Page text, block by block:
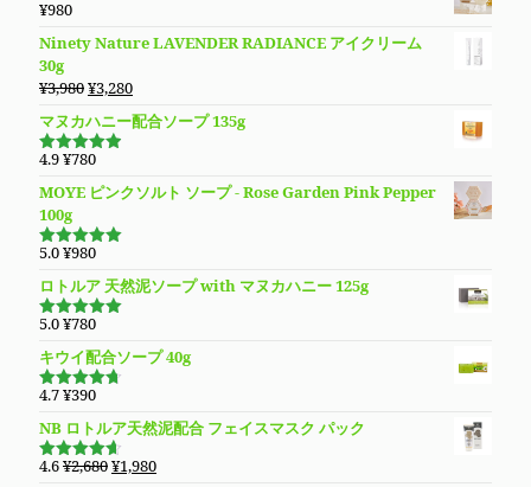
た。
す。
は
で
し
た。
格
で
す。
¥980
Ninety Nature LAVENDER RADIANCE アイクリーム
30g
¥3,980元
価
格
¥3,980
で
し
¥3,280現
在
の
は
マヌカハニー配合ソープ 135g
5段階で
価
4.9¥780
MOYE ピンクソルト ソープ - Rose Garden Pink Pepper
100g
5段階で
5.0¥980
ロトルア 天然泥ソープ with マヌカハニー 125g
5段階で
5.0¥780
キウイ配合ソープ 40g
5段階で
価
4.7¥390
NB ロトルア天然泥配合 フェイスマスク パック
5段階で
4.6¥2,680元
¥1,980現